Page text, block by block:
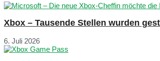
Xbox – Tausende Stellen wurden
6. Juli 2026